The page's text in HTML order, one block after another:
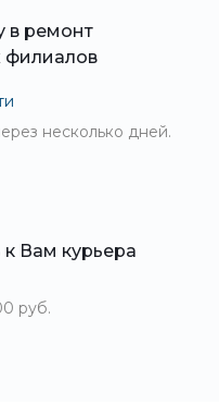
в ремонт
филиалов
несколько дней.
Вам курьера
руб.